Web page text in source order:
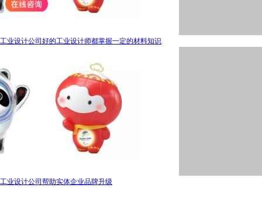
工业设计公司好的工业设计师都掌握一定的材料知识
工业设计公司帮助实体企业品牌升级